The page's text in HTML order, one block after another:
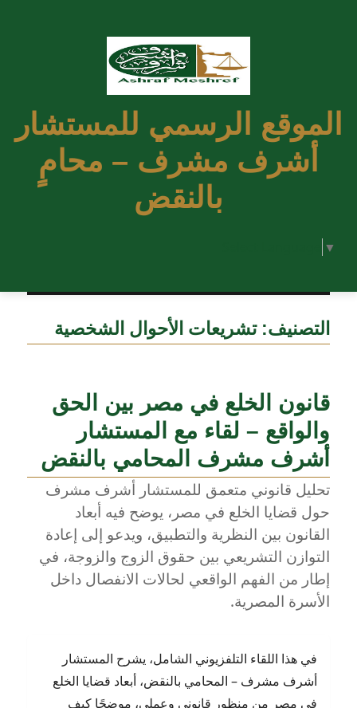
الموقع الرسمي للمستشار
أشرف مشرف – محامٍ
بالنقض
▼
التصنيف:تشريعات الأحوال الشخصية
قانون الخلع في مصر بين الحق
والواقع – لقاء مع المستشار
أشرف مشرف المحامي بالنقض
تحليل قانوني متعمق للمستشار أشرف مشرف
حول قضايا الخلع في مصر، يوضح فيه أبعاد
القانون بين النظرية والتطبيق، ويدعو إلى إعادة
التوازن التشريعي بين حقوق الزوج والزوجة، في
إطار من الفهم الواقعي لحالات الانفصال داخل
الأسرة المصرية.
في هذا اللقاء التلفزيوني الشامل، يشرح المستشار
أشرف مشرف – المحامي بالنقض، أبعاد قضايا الخلع
في مصر من منظور قانوني وعملي، موضحًا كيف